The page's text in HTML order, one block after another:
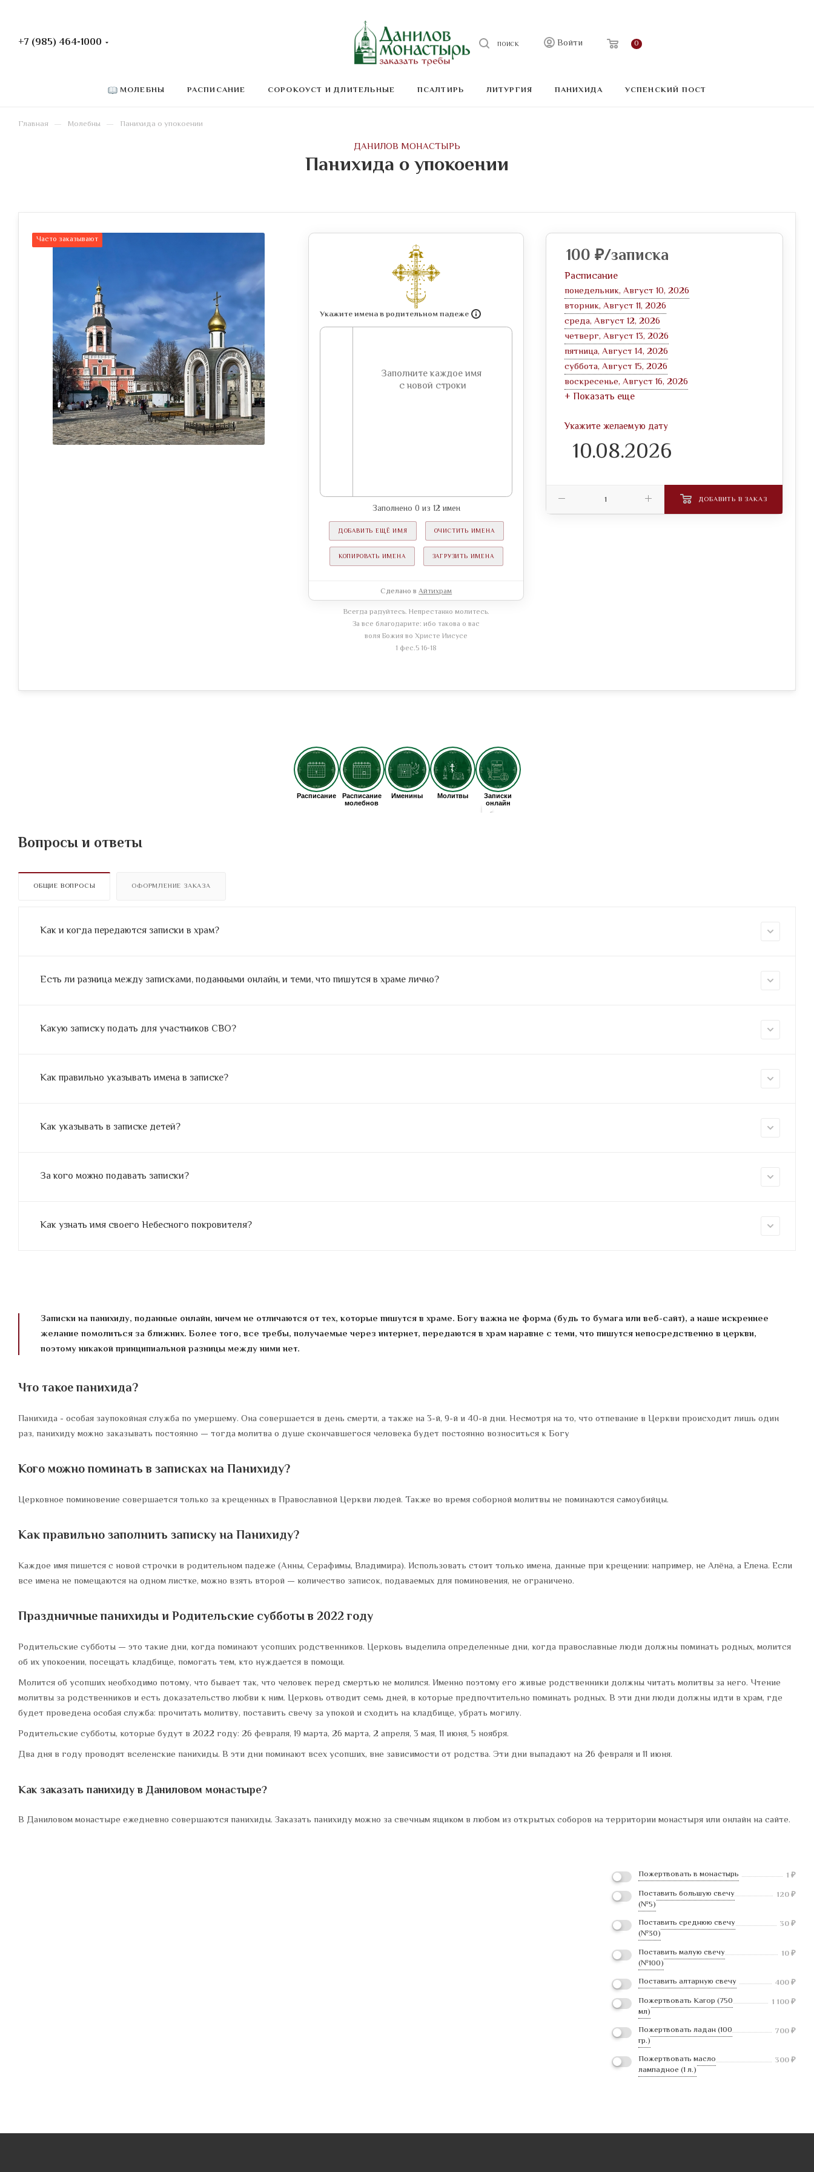
+7 (985) 464-1000 ПОИСК Войти 0
МОЛЕБНЫ РАСПИСАНИЕ СОРОКОУСТ И ДЛИТЕЛЬНЫЕ ПСАЛТИРЬ ЛИТУРГИЯ ПАНИХИДА УСПЕНСКИЙ ПОСТ
Главная — Молебны — Панихида о упокоении
ДАНИЛОВ МОНАСТЫРЬ
Панихида о упокоении
Часто заказывают
Укажите имена в родительном падеже
Заполнено 0 из 12 имен
ДОБАВИТЬ ЕЩЁ ИМЯ ОЧИСТИТЬ ИМЕНА
КОПИРОВАТЬ ИМЕНА ЗАГРУЗИТЬ ИМЕНА
Сделано вАйтихрам
Всегда радуйтесь. Непрестанно молитесь.
За все благодарите: ибо такова о вас
воля Божия во Христе Иисусе
1 фес.5 16-18
100 ₽/записка
Расписание
понедельник, Август 10, 2026
вторник, Август 11, 2026
среда, Август 12, 2026
четверг, Август 13, 2026
пятница, Август 14, 2026
суббота, Август 15, 2026
воскресенье, Август 16, 2026
+ Показать еще
Укажите желаемую дату
ДОБАВИТЬ В ЗАКАЗ
Вопросы и ответы
ОБЩИЕ ВОПРОСЫ ОФОРМЛЕНИЕ ЗАКАЗА
Как и когда передаются записки в храм?
Есть ли разница между записками, поданными онлайн, и теми, что пишутся в храме лично?
Какую записку подать для участников СВО?
Как правильно указывать имена в записке?
Как указывать в записке детей?
За кого можно подавать записки?
Как узнать имя своего Небесного покровителя?
Записки на панихиду, поданные онлайн, ничем не отличаются от тех, которые пишутся в храме. Богу важна не форма (будь то бумага или веб-сайт), а наше искреннее
желание помолиться за ближних. Более того, все требы, получаемые через интернет, передаются в храм наравне с теми, что пишутся непосредственно в церкви,
поэтому никакой принципиальной разницы между ними нет.
Что такое панихида?
Панихида - особая заупокойная служба по умершему. Она совершается в день смерти, а также на 3-й, 9-й и 40-й дни. Несмотря на то, что отпевание в Церкви происходит лишь один
раз, панихиду можно заказывать постоянно — тогда молитва о душе скончавшегося человека будет постоянно возноситься к Богу
Кого можно поминать в записках на Панихиду?
Церковное поминовение совершается только за крещенных в Православной Церкви людей. Также во время соборной молитвы не поминаются самоубийцы.
Как правильно заполнить записку на Панихиду?
Каждое имя пишется с новой строчки в родительном падеже (Анны, Серафимы, Владимира). Использовать стоит только имена, данные при крещении: например, не Алёна, а Елена. Если
все имена не помещаются на одном листке, можно взять второй — количество записок, подаваемых для поминовения, не ограничено.
Праздничные панихиды и Родительские субботы в 2022 году
Родительские субботы — это такие дни, когда поминают усопших родственников. Церковь выделила определенные дни, когда православные люди должны поминать родных, молится
об их упокоении, посещать кладбище, помогать тем, кто нуждается в помощи.
Молится об усопших необходимо потому, что бывает так, что человек перед смертью не молился. Именно поэтому его живые родственники должны читать молитвы за него. Чтение
молитвы за родственников и есть доказательство любви к ним. Церковь отводит семь дней, в которые предпочтительно поминать родных. В эти дни люди должны идти в храм, где
будет проведена особая служба: прочитать молитву, поставить свечу за упокой и сходить на кладбище, убрать могилу.
Родительские субботы, которые будут в 2022 году: 26 февраля, 19 марта, 26 марта, 2 апреля, 3 мая, 11 июня, 5 ноября.
Два дня в году проводят вселенские панихиды. В эти дни поминают всех усопших, вне зависимости от родства. Эти дни выпадают на 26 февраля и 11 июня.
Как заказать панихиду в Даниловом монастыре?
В Даниловом монастыре ежедневно совершаются панихиды. Заказать панихиду можно за свечным ящиком в любом из открытых соборов на территории монастыря или онлайн на сайте.
Пожертвовать в монастырь 1 ₽
Поставить большую свечу
(№5)
120₽
Поставить среднюю свечу
(№30)
30₽
Поставить малую свечу
(№100)
10₽
Поставить алтарную свечу 400₽
Пожертвовать Кагор (750
мл)
1 100₽
Пожертвовать ладан (100
гр.)
700₽
Пожертвовать масло
лампадное (1 л.)
300₽